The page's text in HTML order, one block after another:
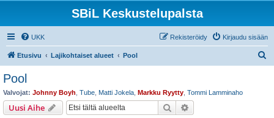
SBiL Keskustelupalsta
UKK Kirjaudu sisään
Rekisteröidy
Etusivu Lajikohtaiset alueet Pool
Pool
Valvojat: Johnny Boyh Tube Matti Jokela Markku Ryytty Tommi Lamminaho
Uusi Aihe Etsi